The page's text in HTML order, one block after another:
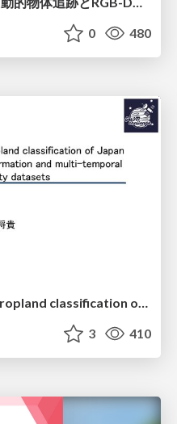
0 480
National high-resolution cropland classification of Japan with agricultural census information and multi-temporal multi-modality datasets
3 410